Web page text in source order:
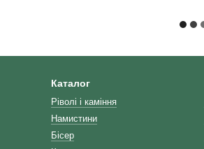
Каталог
Ріволі і каміння
Намистини
Бісер